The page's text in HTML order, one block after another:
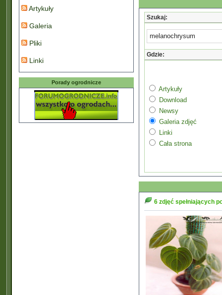
Artykuły
Galeria
Pliki
Linki
Porady ogrodnicze
Szukaj:
Gdzie:
Artykuły
Download
Newsy
Galeria zdjęć
Linki
Cała strona
6 zdjęć spełniających